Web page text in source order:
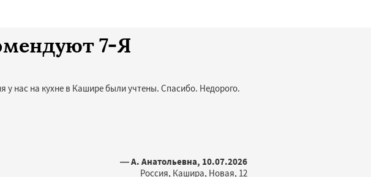
7-Я
у нас на кухне в Кашире были учтены. Спасибо. Недорого.
— А. Анатольевна, 10.07.2026
Россия, Кашира, Новая, 12